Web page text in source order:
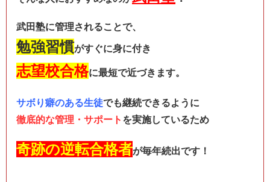
武田塾に管理されることで、
勉強習慣がすぐに身に付き
志望校合格に最短で近づきます。
サボり癖のある生徒でも継続できるように
徹底的な管理・サポート を実施しているため
奇跡の逆転合格者が毎年続出です！